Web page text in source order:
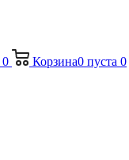
0 Корзина0 пуста 0